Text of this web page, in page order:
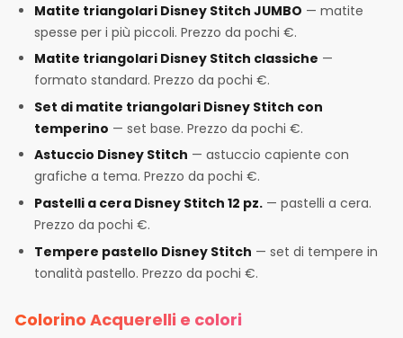
Matite triangolari Disney Stitch JUMBO — matite
spesse per i più piccoli. Prezzo da pochi €.
Matite triangolari Disney Stitch classiche —
formato standard. Prezzo da pochi €.
Set di matite triangolari Disney Stitch con
temperino — set base. Prezzo da pochi €.
Astuccio Disney Stitch — astuccio capiente con
grafiche a tema. Prezzo da pochi €.
Pastelli a cera Disney Stitch 12 pz. — pastelli a cera.
Prezzo da pochi €.
Tempere pastello Disney Stitch — set di tempere in
tonalità pastello. Prezzo da pochi €.
Colorino Acquerelli e colori